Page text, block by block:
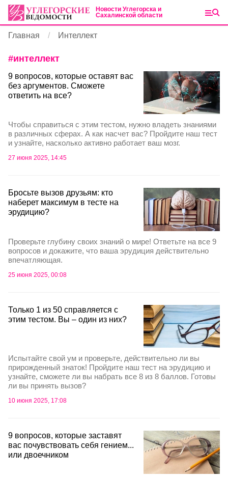
Новости Углегорска и
Сахалинской области
Главная Интеллект
#интеллект
9 вопросов, которые оставят вас
без аргументов. Сможете
ответить на все?
Чтобы справиться с этим тестом, нужно владеть знаниями
в различных сферах. А как насчет вас? Пройдите наш тест
и узнайте, насколько активно работает ваш мозг.
27 июня 2025, 14:45
Бросьте вызов друзьям: кто
наберет максимум в тесте на
эрудицию?
Проверьте глубину своих знаний о мире! Ответьте на все 9
вопросов и докажите, что ваша эрудиция действительно
впечатляющая.
25 июня 2025, 00:08
Только 1 из 50 справляется с
этим тестом. Вы – один из них?
Испытайте свой ум и проверьте, действительно ли вы
прирожденный знаток! Пройдите наш тест на эрудицию и
узнайте, сможете ли вы набрать все 8 из 8 баллов. Готовы
ли вы принять вызов?
10 июня 2025, 17:08
9 вопросов, которые заставят
вас почувствовать себя гением...
или двоечником